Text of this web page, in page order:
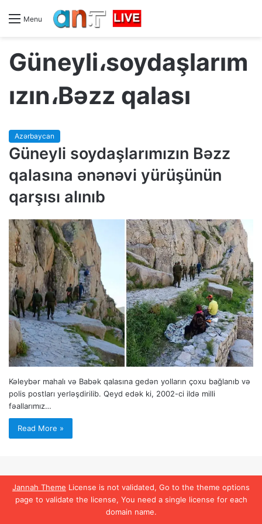
Jannah Theme License is not validated, Go to the theme options
page to validate the license, You need a single license for each
domain name.
Menu
Güneyli،soydaşlarım
ızın،Bəzz qalası
Azərbaycan
Güneyli soydaşlarımızın Bəzz
qalasına ənənəvi yürüşünün
qarşısı alınıb
Kəleybər mahalı və Babək qalasına gedən yolların çoxu bağlanıb və
polis postları yerləşdirilib. Qeyd edək ki, 2002-ci ildə milli
fəallarımız…
Read More »